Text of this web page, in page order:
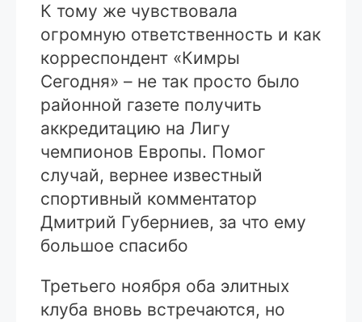
К тому же чувствовала
огромную ответственность и как
корреспондент «Кимры
Сегодня» – не так просто было
районной газете получить
аккредитацию на Лигу
чемпионов Европы. Помог
случай, вернее известный
спортивный комментатор
Дмитрий Губерниев, за что ему
большое спасибо
Третьего ноября оба элитных
клуба вновь встречаются, но